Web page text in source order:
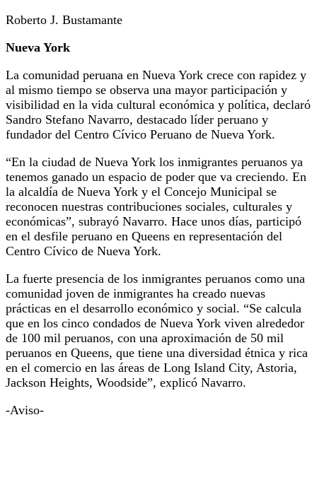
Roberto J. Bustamante
Nueva York
La comunidad peruana en Nueva York crece con rapidez y
al mismo tiempo se observa una mayor participación y
visibilidad en la vida cultural económica y política, declaró
Sandro Stefano Navarro, destacado líder peruano y
fundador del Centro Cívico Peruano de Nueva York.
“En la ciudad de Nueva York los inmigrantes peruanos ya
tenemos ganado un espacio de poder que va creciendo. En
la alcaldía de Nueva York y el Concejo Municipal se
reconocen nuestras contribuciones sociales, culturales y
económicas”, subrayó Navarro. Hace unos días, participó
en el desfile peruano en Queens en representación del
Centro Cívico de Nueva York.
La fuerte presencia de los inmigrantes peruanos como una
comunidad joven de inmigrantes ha creado nuevas
prácticas en el desarrollo económico y social. “Se calcula
que en los cinco condados de Nueva York viven alrededor
de 100 mil peruanos, con una aproximación de 50 mil
peruanos en Queens, que tiene una diversidad étnica y rica
en el comercio en las áreas de Long Island City, Astoria,
Jackson Heights, Woodside”, explicó Navarro.
-Aviso-